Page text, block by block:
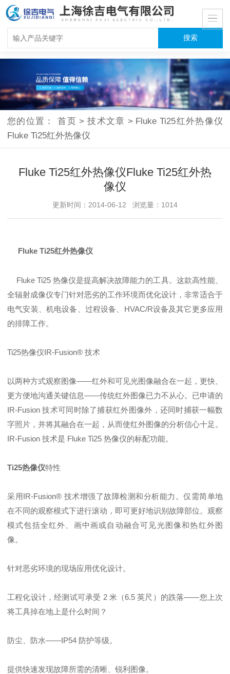
您的位置：首页 > 技术文章 > Fluke Ti25红外热像仪
Fluke Ti25红外热像仪
Fluke Ti25红外热像仪Fluke Ti25红外热
像仪
更新时间：2014-06-12 浏览量：1014
Fluke Ti25红外热像仪
Fluke Ti25 热像仪是提高解决故障能力的工具。这款高性能、
全辐射成像仪专门针对恶劣的工作环境而优化设计，非常适合于
电气安装、机电设备、过程设备、HVAC/R设备及其它更多应用
的排障工作。
Ti25热像仪IR-Fusion® 技术
以两种方式观察图像——红外和可见光图像融合在一起，更快、
更方便地沟通关键信息——传统红外图像已力不从心。已申请的
IR-Fusion 技术可同时除了捕获红外图像外，还同时捕获一幅数
字照片，并将其融合在一起，从而使红外图像的分析信心十足。
IR-Fusion 技术是 Fluke Ti25 热像仪的标配功能。
Ti25热像仪特性
采用IR-Fusion® 技术增强了故障检测和分析能力。仅需简单地
在不同的观察模式下进行滚动，即可更好地识别故障部位。观察
模式包括全红外、画中画或自动融合可见光图像和热红外图
像。
针对恶劣环境的现场应用优化设计。
工程化设计，经测试可承受 2 米（6.5 英尺）的跌落——您上次
将工具掉在地上是什么时间？
防尘、防水——IP54 防护等级。
提供快速发现故障所需的清晰、锐利图像。